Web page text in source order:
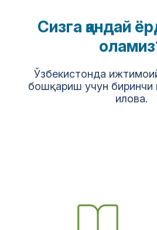
Сизга қандай
Ўзбекистонда
бошқариш учун биринчи
илова.